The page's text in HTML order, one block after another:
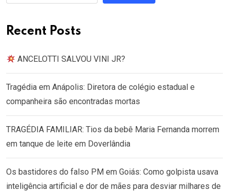
Recent Posts
ANCELOTTI SALVOU VINI JR?
Tragédia em Anápolis: Diretora de colégio estadual e
companheira são encontradas mortas
TRAGÉDIA FAMILIAR: Tios da bebê Maria Fernanda morrem
em tanque de leite em Doverlândia
Os bastidores do falso PM em Goiás: Como golpista usava
inteligência artificial e dor de mães para desviar milhares de